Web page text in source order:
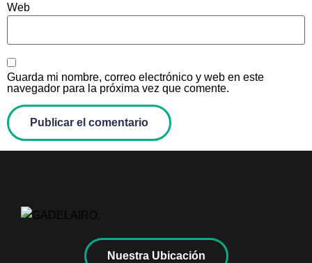
Web
Guarda mi nombre, correo electrónico y web en este
navegador para la próxima vez que comente.
Nuestra Ubicación